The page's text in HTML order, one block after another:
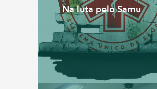
Na luta pelo Samu